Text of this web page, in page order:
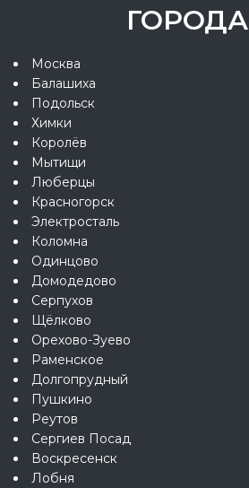
ГОРОДА
Москва
Балашиха
Подольск
Химки
Королёв
Мытищи
Люберцы
Красногорск
Электросталь
Коломна
Одинцово
Домодедово
Серпухов
Щёлково
Орехово-Зуево
Раменское
Долгопрудный
Пушкино
Реутов
Сергиев Посад
Воскресенск
Лобня